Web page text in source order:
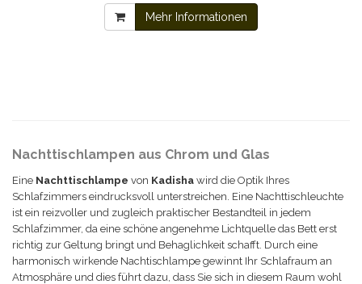
Mehr Informationen
Nachttischlampen aus Chrom und Glas
Eine Nachttischlampe von Kadisha wird die Optik Ihres
Schlafzimmers eindrucksvoll unterstreichen. Eine Nachttischleuchte
ist ein reizvoller und zugleich praktischer Bestandteil in jedem
Schlafzimmer, da eine schöne angenehme Lichtquelle das Bett erst
richtig zur Geltung bringt und Behaglichkeit schafft. Durch eine
harmonisch wirkende Nachtischlampe gewinnt Ihr Schlafraum an
Atmosphäre und dies führt dazu, dass Sie sich in diesem Raum wohl